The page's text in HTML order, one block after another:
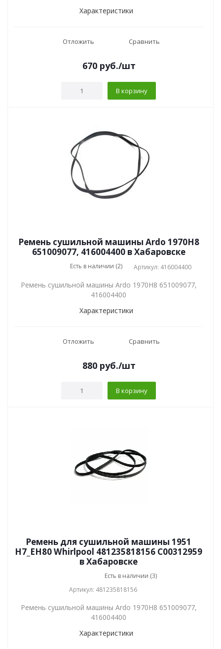
Характеристики
Отложить Сравнить
670руб./шт
В корзину
Ремень сушильной машины Ardo 1970H8
651009077, 416004400 в Хабаровске
Есть в наличии (2) Артикул: 416004400
Ремень сушильной машины Ardo 1970H8 651009077,
416004400
Характеристики
Отложить Сравнить
880руб./шт
В корзину
Ремень для сушильной машины 1951
H7_EH80 Whirlpool 481235818156 C00312959
в Хабаровске
Есть в наличии (3)
Артикул: 481235818156
Ремень сушильной машины Ardo 1970H8 651009077,
416004400
Характеристики